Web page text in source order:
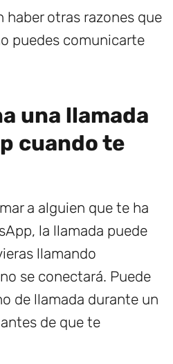
otras razones que
puedes comunicarte
una llamada
cuando te
a alguien que te ha
la llamada puede
llamando
se conectará. Puede
de llamada durante un
de que te